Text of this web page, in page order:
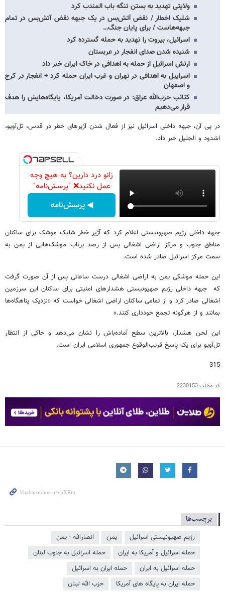
ولایتی تهدید به بستن تنگه باب المندب کرد
شلیک اخطار / نقض آتش‌بس در یک جبهه نقض آتش‌بس در تمام
جبهه‌هاست / برای پایان جنگ…
اسرائیل، بیروت را تهدید به حمله گسترده کرد
شنیده شدن صدای انفجار در عربستان
ارتش اسرائیل از حمله به اهدافی در خاک ایران خبر داد
اسراییل به اهدافی در تهران و غرب ایران حمله کرد + انفجار در کرج
و اصفهان
کتائب حزب‌الله عراق: در صورت دخالت آمریکا، پایگاه‌هایش را هدف
قرار می‌دهیم
در پی آن، جبهه داخلی اسرائیل نیز از فعال شدن آژیرهای خطر در قدس، تل‌آویو،
اشدود و الجلیل خبر داد.
زانو درد دارین؟ به هیچ وجه
عمل نکنید❌ "پرسش‌نامه"
◀ پرسش‌نامه
جبهه داخلی رژیم صهیونیستی اعلام کرد که آژیر خطر شلیک موشک برای ساکنان
مناطق جنوب و مرکز اراضی اشغالی پس از رصد پرتاب موشک‌هایی از یمن به
سمت مرکز اسرائیل صادر شده است.
این حمله موشکی یمن به اراضی اشغالی درست ساعاتی پس از آن صورت گرفت
که جبهه داخلی رژیم صهیونیستی هشدارهای امنیتی برای ساکنان این سرزمین
اشغالی صادر کرد و از تمامی ساکنان اراضی اشغالی خواست که «نزدیک پناهگاه‌ها
بمانند و از هرگونه تجمع خودداری کنند.»
این لحن هشدار، بالاترین سطح آماده‌باش را نشان می‌دهد و حاکی از انتظار
تل‌آویو برای یک پاسخ قریب‌الوقوع جمهوری اسلامی ایران است.
315
کد مطلب2230153
برچسب‌ها
رژیم صهیونیستی اسرائیل یمن
انصارالله - یمن
حمله اسرائیل و آمریکا به ایران
حمله اسرائیل به جنوب لبنان
حمله اسرائیل به ایران
حمله ایران به اسرائیل
حمله ایران به پایگاه های آمریکا
حزب الله لبنان